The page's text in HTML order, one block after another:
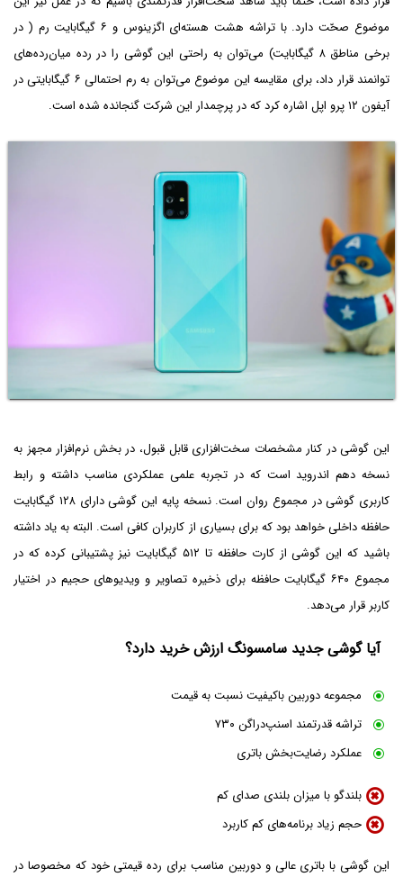
موضوع صحّت دارد. با تراشه هشت هسته‌ای اگزینوس و ۶ گیگابایت رم ( در
برخی مناطق ۸ گیگابایت) می‌توان به راحتی این گوشی را در رده میان‌رده‌های
توانمند قرار داد، برای مقایسه این موضوع می‌توان به رم احتمالی ۶ گیگابایتی در
آیفون ۱۲ پرو اپل اشاره کرد که در پرچمدار این شرکت گنجانده شده است.
این گوشی در کنار مشخصات سخت‌افزاری قابل قبول، در بخش نرم‌افزار مجهز به
نسخه دهم اندروید است که در تجربه علمی عملکردی مناسب داشته و رابط
کاربری گوشی در مجموع روان است. نسخه پایه این گوشی دارای ۱۲۸ گیگابایت
حافظه داخلی خواهد بود که برای بسیاری از کاربران کافی است. البته به یاد داشته
باشید که این گوشی از کارت حافظه تا ۵۱۲ گیگابایت نیز پشتیبانی کرده که در
مجموع ۶۴۰ گیگابایت حافظه برای ذخیره تصاویر و ویدیو‌های حجیم در اختیار
کاربر قرار می‌دهد.
آیا گوشی جدید سامسونگ ارزش خرید دارد؟
مجموعه دوربین باکیفیت نسبت به قیمت
تراشه قدرتمند اسنپ‌دراگن ۷۳۰
عملکرد رضایت‌بخش باتری
بلندگو با میزان بلندی صدای کم
حجم زیاد برنامه‌های کم کاربرد
این گوشی با باتری عالی و دوربین مناسب برای رده قیمتی خود که مخصوصا در